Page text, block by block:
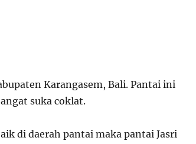
Karangasem, Bali. Pantai ini
suka coklat.
di daerah pantai maka pantai Jasri